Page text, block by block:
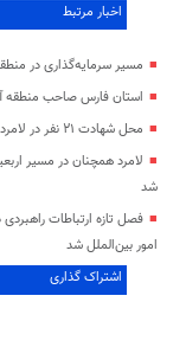
اخبار مرتبط
مسیر سرمایه‌گذاری در
استان فارس صاحب منطقه
محل شهادت ۲۱ نفر در لامرد در مسیر ثبت ملی قرار گرفت
لامرد همچنان در مسیر
شد
فصل تازه ارتباطات
امور بین‌الملل شد
اشتراک گذاری